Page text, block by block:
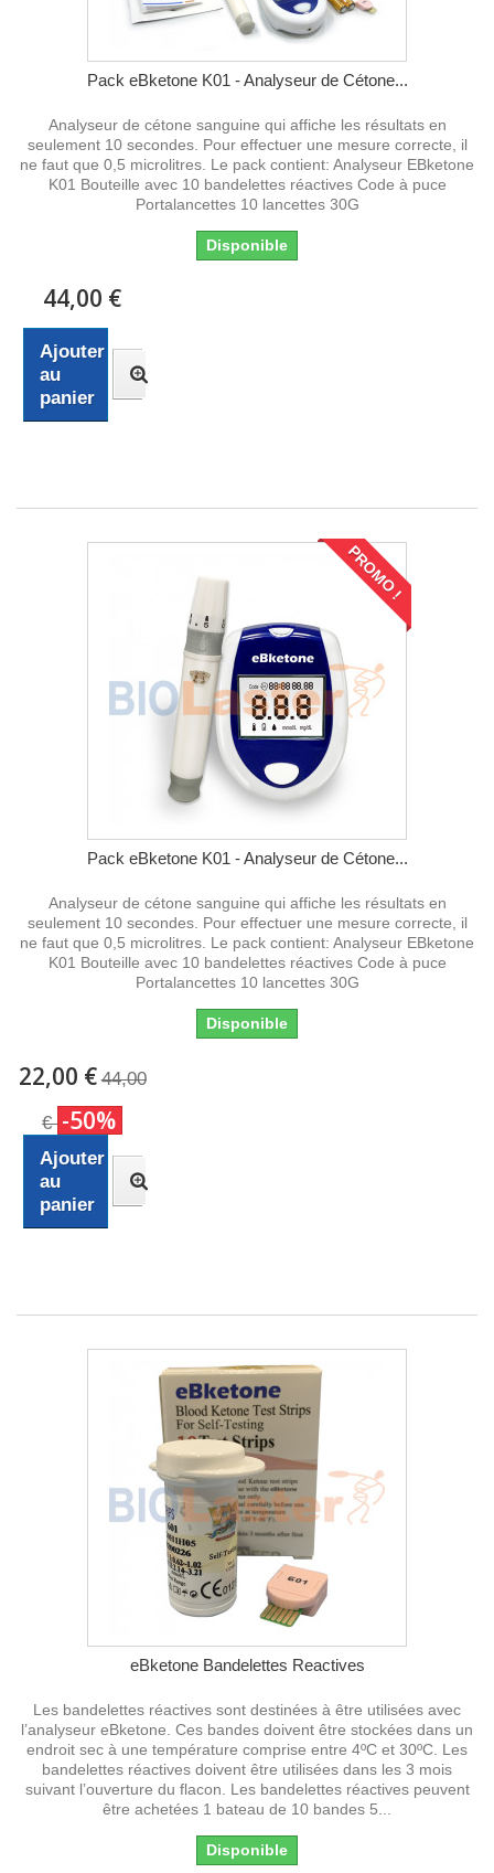
Pack eBketone K01 - Analyseur de Cétone...
Analyseur de cétone sanguine qui affiche les résultats en
seulement 10 secondes. Pour effectuer une mesure correcte, il
ne faut que 0,5 microlitres. Le pack contient: Analyseur EBketone
K01 Bouteille avec 10 bandelettes réactives Code à puce
Portalancettes 10 lancettes 30G
Disponible
44,00 €
Ajouter
au
panier
PROMO !
Pack eBketone K01 - Analyseur de Cétone...
Analyseur de cétone sanguine qui affiche les résultats en
seulement 10 secondes. Pour effectuer une mesure correcte, il
ne faut que 0,5 microlitres. Le pack contient: Analyseur EBketone
K01 Bouteille avec 10 bandelettes réactives Code à puce
Portalancettes 10 lancettes 30G
Disponible
22,00 € 44,00
€ -50%
Ajouter
au
panier
eBketone Bandelettes Reactives
Les bandelettes réactives sont destinées à être utilisées avec
l’analyseur eBketone. Ces bandes doivent être stockées dans un
endroit sec à une température comprise entre 4ºC et 30ºC. Les
bandelettes réactives doivent être utilisées dans les 3 mois
suivant l’ouverture du flacon. Les bandelettes réactives peuvent
être achetées 1 bateau de 10 bandes 5...
Disponible